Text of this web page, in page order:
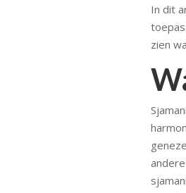
In dit
zien